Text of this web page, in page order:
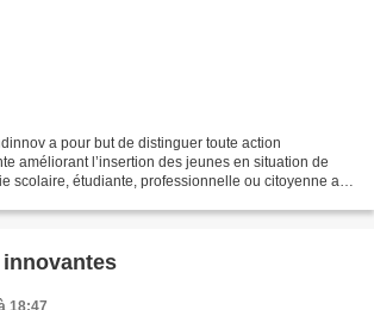
a pour but de distinguer toute action
améliorant l’insertion des jeunes en situation de
scolaire, étudiante, professionnelle ou citoyenne au
18:47